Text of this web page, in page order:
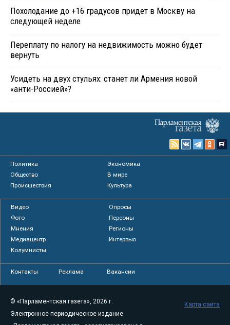
Похолодание до +16 градусов придет в Москву на
следующей неделе
Переплату по налогу на недвижимость можно будет
вернуть
Усидеть на двух стульях: станет ли Армения новой
«анти-Россией»?
Политика
Экономика
Общество
В мире
Происшествия
Культура
Видео
Опросы
Фото
Персоны
Мнения
Регионы
Медиацентр
Интервью
Колумнисты
Контакты Реклама Вакансии
© «Парламентская газета», 2026 г.
Электронное периодическое издание
Карта сайта